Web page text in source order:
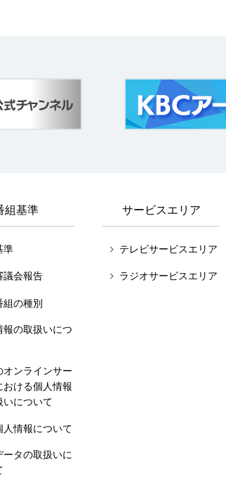
組基準
準
議会報告
組の種別
報の取扱いにつ
オンラインサー
おける個人情報
いについて
人情報について
ータの取扱いに
サービスエリア
テレビサービスエリア
ラジオサービスエリア